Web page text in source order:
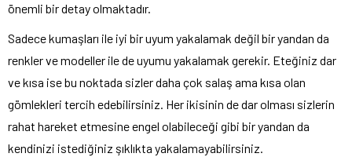
önemli bir detay olmaktadır.
Sadece kumaşları ile iyi bir uyum yakalamak değil bir yandan da
renkler ve modeller ile de uyumu yakalamak gerekir. Eteğiniz dar
ve kısa ise bu noktada sizler daha çok salaş ama kısa olan
gömlekleri tercih edebilirsiniz. Her ikisinin de dar olması sizlerin
rahat hareket etmesine engel olabileceği gibi bir yandan da
kendinizi istediğiniz şıklıkta yakalamayabilirsiniz.